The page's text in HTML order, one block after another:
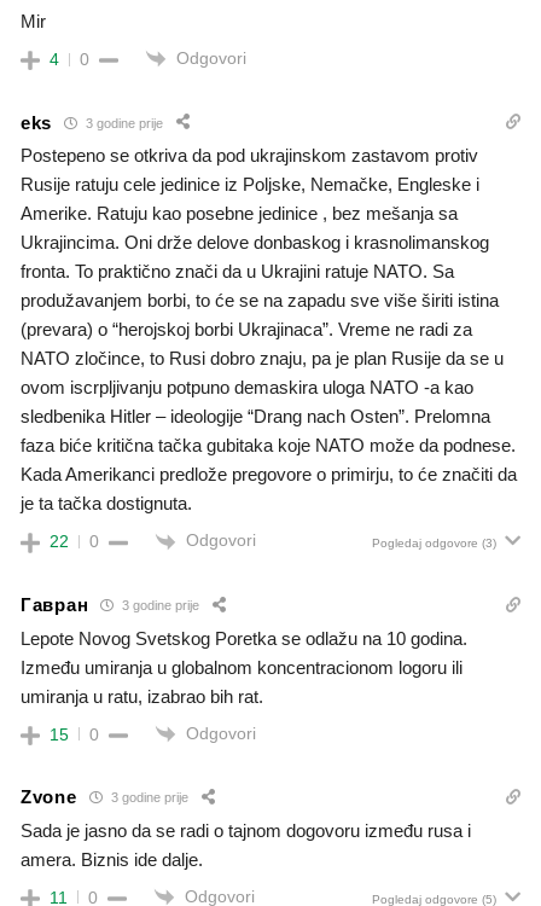
Mir
4 0 Odgovori
eks 3 godine prije
Postepeno se otkriva da pod ukrajinskom zastavom protiv
Rusije ratuju cele jedinice iz Poljske, Nemačke, Engleske i
Amerike. Ratuju kao posebne jedinice , bez mešanja sa
Ukrajincima. Oni drže delove donbaskog i krasnolimanskog
fronta. To praktično znači da u Ukrajini ratuje NATO. Sa
produžavanjem borbi, to će se na zapadu sve više širiti istina
(prevara) o “herojskoj borbi Ukrajinaca”. Vreme ne radi za
NATO zločince, to Rusi dobro znaju, pa je plan Rusije da se u
ovom iscrpljivanju potpuno demaskira uloga NATO -a kao
sledbenika Hitler – ideologije “Drang nach Osten”. Prelomna
faza biće kritična tačka gubitaka koje NATO može da podnese.
Kada Amerikanci predlože pregovore o primirju, to će značiti da
je ta tačka dostignuta.
22 0 Odgovori Pogledaj odgovore (3)
Гавран 3 godine prije
Lepote Novog Svetskog Poretka se odlažu na 10 godina.
Između umiranja u globalnom koncentracionom logoru ili
umiranja u ratu, izabrao bih rat.
15 0 Odgovori
Zvone 3 godine prije
Sada je jasno da se radi o tajnom dogovoru između rusa i
amera. Biznis ide dalje.
11 0 Odgovori Pogledaj odgovore (5)